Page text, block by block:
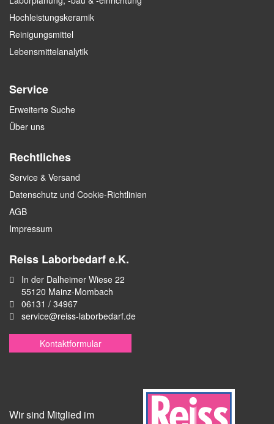
Hochleistungskeramik
Reinigungsmittel
Lebensmittelanalytik
Service
Erweiterte Suche
Über uns
Rechtliches
Service & Versand
Datenschutz und Cookie-Richtlinien
AGB
Impressum
Reiss Laborbedarf e.K.
In der Dalheimer Wiese 22
55120 Mainz-Mombach
06131 / 34967
service@reiss-laborbedarf.de
Kontaktformular
Wir sind Mitglied im